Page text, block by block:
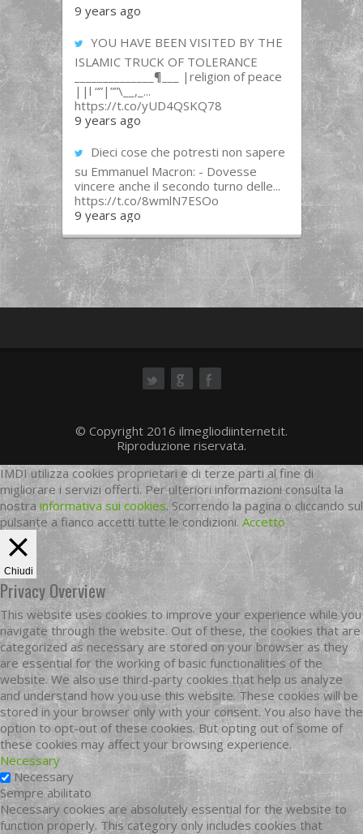
9 years ago
YOU HAVE BEEN VISITED BY THE
ISLAMIC TRUCK OF TOLERANCE
______________¶___ |religion of peace
||l “”|””\__,_...
https://t.co/yUD4QSKQ78
9 years ago
Dieci cose che potresti non sapere
su Emmanuel Macron: - Dovesse
vincere anche il secondo turno delle...
https://t.co/8wmlN7ESOo
9 years ago
© Copyright 2016 ilmegliodiinternet.it.
Riproduzione riservata.
IMDI utilizza cookies proprietari e di terze parti al fine di
migliorare i servizi offerti. Per ulteriori informazioni consulta la
nostrainformativa sui cookies. Scorrendo la pagina o cliccando sul
pulsante a fianco accetti tutte le condizioni. Accetto
Chiudi
Privacy Overview
This website uses cookies to improve your experience while you
navigate through the website. Out of these, the cookies that are
categorized as necessary are stored on your browser as they
are essential for the working of basic functionalities of the
website. We also use third-party cookies that help us analyze
and understand how you use this website. These cookies will be
stored in your browser only with your consent. You also have the
option to opt-out of these cookies. But opting out of some of
these cookies may affect your browsing experience.
Necessary
Necessary
Sempre abilitato
Necessary cookies are absolutely essential for the website to
function properly. This category only includes cookies that